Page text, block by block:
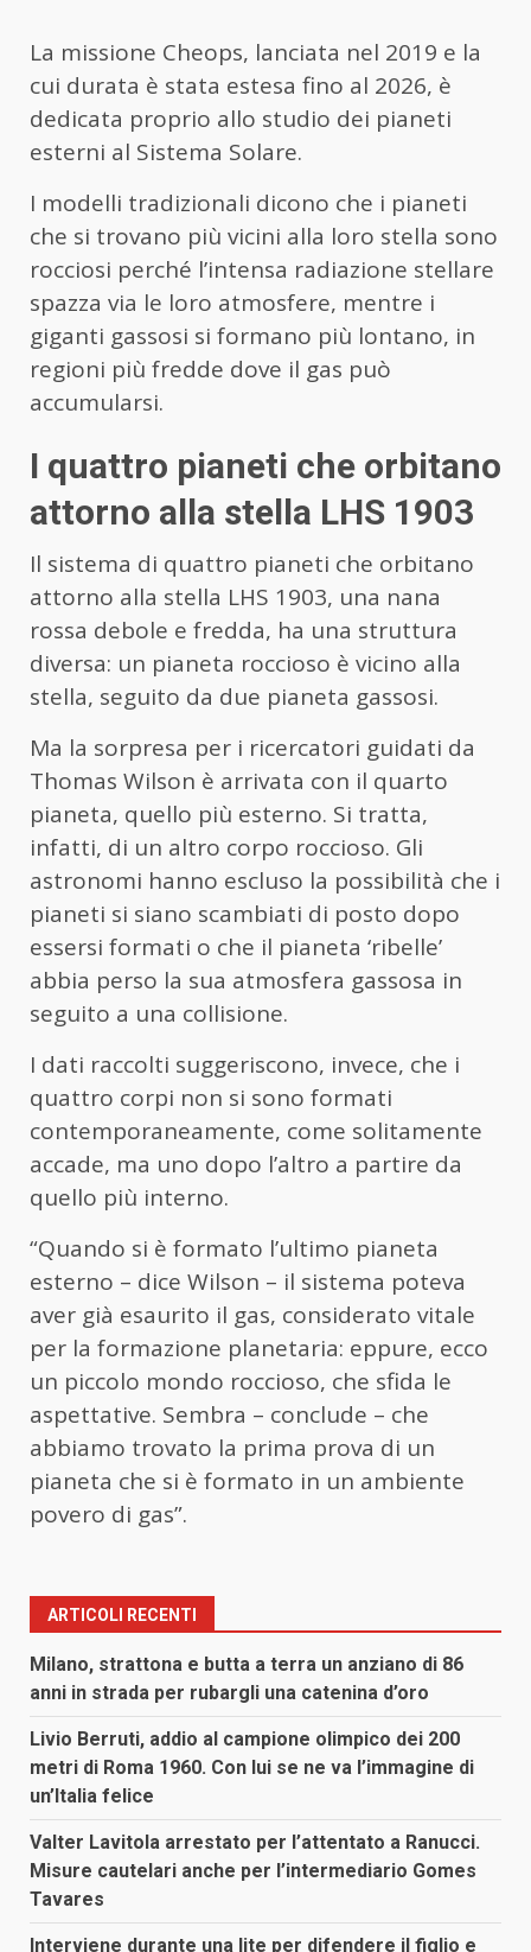
La missione Cheops, lanciata nel 2019 e la
cui durata è stata estesa fino al 2026, è
dedicata proprio allo studio dei pianeti
esterni al Sistema Solare.
I modelli tradizionali dicono che i pianeti
che si trovano più vicini alla loro stella sono
rocciosi perché l’intensa radiazione stellare
spazza via le loro atmosfere, mentre i
giganti gassosi si formano più lontano, in
regioni più fredde dove il gas può
accumularsi.
I quattro pianeti che orbitano
attorno alla stella LHS 1903
Il sistema di quattro pianeti che orbitano
attorno alla stella LHS 1903, una nana
rossa debole e fredda, ha una struttura
diversa: un pianeta roccioso è vicino alla
stella, seguito da due pianeta gassosi.
Ma la sorpresa per i ricercatori guidati da
Thomas Wilson è arrivata con il quarto
pianeta, quello più esterno. Si tratta,
infatti, di un altro corpo roccioso. Gli
astronomi hanno escluso la possibilità che i
pianeti si siano scambiati di posto dopo
essersi formati o che il pianeta ‘ribelle’
abbia perso la sua atmosfera gassosa in
seguito a una collisione.
I dati raccolti suggeriscono, invece, che i
quattro corpi non si sono formati
contemporaneamente, come solitamente
accade, ma uno dopo l’altro a partire da
quello più interno.
“Quando si è formato l’ultimo pianeta
esterno – dice Wilson – il sistema poteva
aver già esaurito il gas, considerato vitale
per la formazione planetaria: eppure, ecco
un piccolo mondo roccioso, che sfida le
aspettative. Sembra – conclude – che
abbiamo trovato la prima prova di un
pianeta che si è formato in un ambiente
povero di gas”.
ARTICOLI RECENTI
Milano, strattona e butta a terra un anziano di 86
anni in strada per rubargli una catenina d’oro
Livio Berruti, addio al campione olimpico dei 200
metri di Roma 1960. Con lui se ne va l’immagine di
un’Italia felice
Valter Lavitola arrestato per l’attentato a Ranucci.
Misure cautelari anche per l’intermediario Gomes
Tavares
Interviene durante una lite per difendere il figlio e